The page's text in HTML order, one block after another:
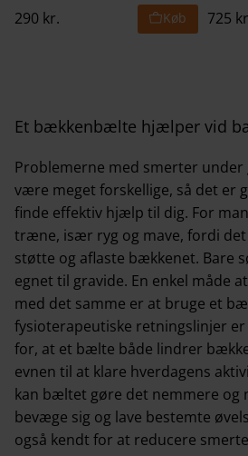
290 kr. 725
Et bækkenbælte hjælper vid
Problemerne med smerter under
være meget forskellige, så det er
finde effektiv hjælp til dig. For
træne, især ryg og mave, fordi
støtte og aflaste bækkenet. Bare
egnet til gravide. En enkel måde
med det samme er at bruge et
fysioterapeutiske retningslinjer
for, at et bælte både lindrer
evnen til at klare hverdagens
kan bæltet gøre det nemmere og
bevæge sig og lave bestemte
også kendt for at reducere